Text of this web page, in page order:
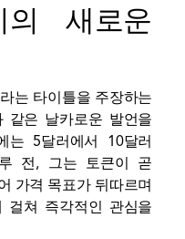
의 새로운
는 타이틀을 주장하는
같은 날카로운 발언을
5달러에서 10달러
전, 그는 토큰이 곧
가격 목표가 뒤따르며
걸쳐 즉각적인 관심을